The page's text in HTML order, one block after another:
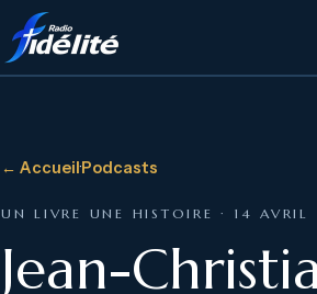
← Accueil·Podcasts
UN LIVRE UNE HISTOIRE · 14
Jean-